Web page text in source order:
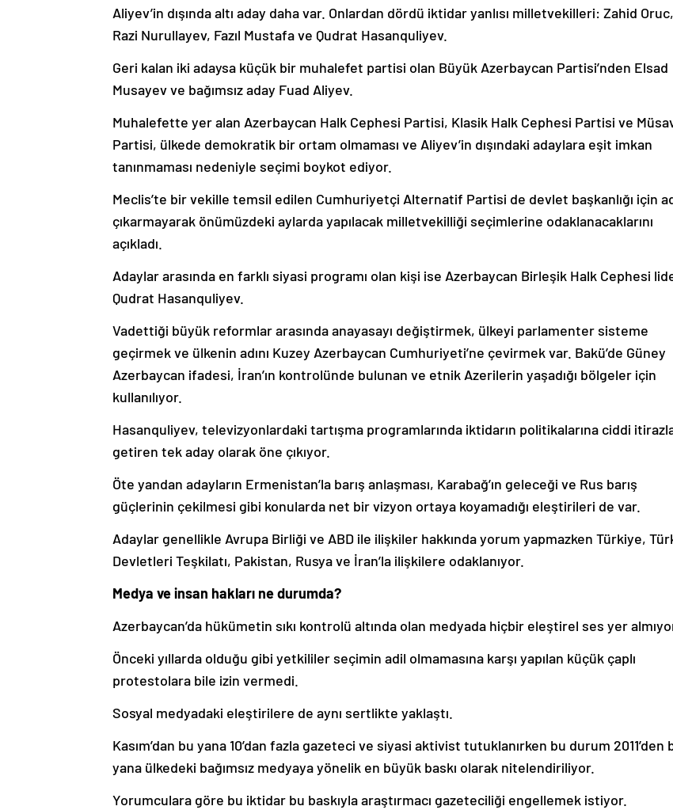
Aliyev’in dışında altı aday daha var. Onlardan dördü iktidar yanlısı milletvekilleri: Zahid Oruc,
Razi Nurullayev, Fazıl Mustafa ve Qudrat Hasanquliyev.
Geri kalan iki adaysa küçük bir muhalefet partisi olan Büyük Azerbaycan Partisi’nden Elsad
Musayev ve bağımsız aday Fuad Aliyev.
Muhalefette yer alan Azerbaycan Halk Cephesi Partisi, Klasik Halk Cephesi Partisi ve
Partisi, ülkede demokratik bir ortam olmaması ve Aliyev’in dışındaki adaylara eşit imkan
tanınmaması nedeniyle seçimi boykot ediyor.
Meclis’te bir vekille temsil edilen Cumhuriyetçi Alternatif Partisi de devlet başkanlığı için
çıkarmayarak önümüzdeki aylarda yapılacak milletvekilliği seçimlerine odaklanacaklarını
açıkladı.
Adaylar arasında en farklı siyasi programı olan kişi ise Azerbaycan Birleşik Halk Cephesi
Qudrat Hasanquliyev.
Vadettiği büyük reformlar arasında anayasayı değiştirmek, ülkeyi parlamenter sisteme
geçirmek ve ülkenin adını Kuzey Azerbaycan Cumhuriyeti’ne çevirmek var. Bakü’de Güney
Azerbaycan ifadesi, İran’ın kontrolünde bulunan ve etnik Azerilerin yaşadığı bölgeler için
kullanılıyor.
Hasanquliyev, televizyonlardaki tartışma programlarında iktidarın politikalarına ciddi
getiren tek aday olarak öne çıkıyor.
Öte yandan adayların Ermenistan’la barış anlaşması, Karabağ’ın geleceği ve Rus barış
güçlerinin çekilmesi gibi konularda net bir vizyon ortaya koyamadığı eleştirileri de var.
Adaylar genellikle Avrupa Birliği ve ABD ile ilişkiler hakkında yorum yapmazken Türkiye,
Devletleri Teşkilatı, Pakistan, Rusya ve İran’la ilişkilere odaklanıyor.
Medya ve insan hakları ne durumda?
Azerbaycan’da hükümetin sıkı kontrolü altında olan medyada hiçbir eleştirel ses yer
Önceki yıllarda olduğu gibi yetkililer seçimin adil olmamasına karşı yapılan küçük çaplı
protestolara bile izin vermedi.
Sosyal medyadaki eleştirilere de aynı sertlikte yaklaştı.
Kasım’dan bu yana 10’dan fazla gazeteci ve siyasi aktivist tutuklanırken bu durum 2011’den
yana ülkedeki bağımsız medyaya yönelik en büyük baskı olarak nitelendiriliyor.
Yorumculara göre bu iktidar bu baskıyla araştırmacı gazeteciliği engellemek istiyor.